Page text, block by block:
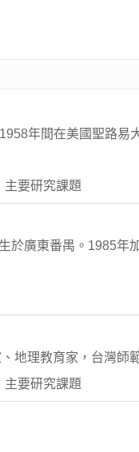
年間在美國聖路易
要研究課題
於廣東番禺。1985年
地理教育家，台灣師
要研究課題